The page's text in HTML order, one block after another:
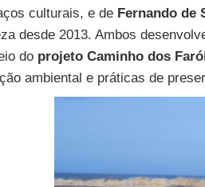
culturais, e de Fernando de
desde 2013. Ambos
do projeto Caminho dos
ambiental e práticas de